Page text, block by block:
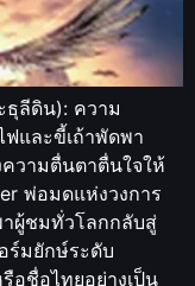
ธุลีดิน): ความ
ฟและขี้เถ้าพัดพา
วามตื่นตาตื่นใจให้
พ่อมดแห่งวงการ
าผู้ชมทั่วโลกกลับสู่
ร์มยักษ์ระดับ
อชื่อไทยอย่างเป็น